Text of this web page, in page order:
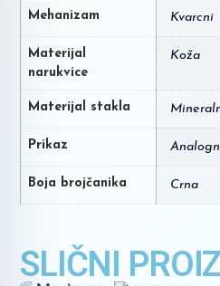
Mehanizam Kvarcni
Materijal
narukvice
Koža
Materijal stakla
Prikaz
Boja brojčanika Crna
SLIČNI